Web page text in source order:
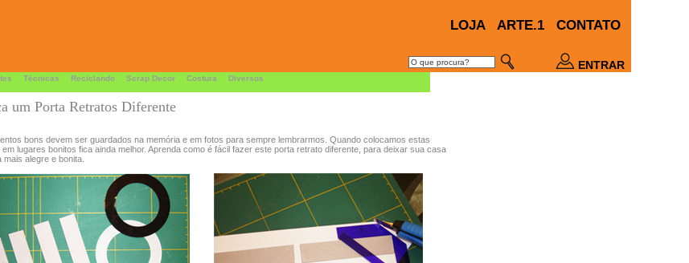
LOJA ARTE.1 CONTATO
ENTRAR
Técnicas Reciclando Scrap Decor Costura Diversos
um Porta Retratos Diferente
bons devem ser guardados na memória e em fotos para sempre lembrarmos. Quando colocamos estas
em lugares bonitos fica ainda melhor. Aprenda como é fácil fazer este porta retrato diferente, para deixar sua casa
mais alegre e bonita.